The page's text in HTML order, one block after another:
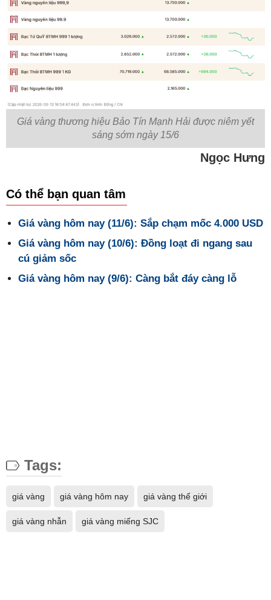
Giá vàng thương hiệu Bảo Tín Mạnh Hải được niêm yết
sáng sớm ngày 15/6
Ngọc Hưng
Có thể bạn quan tâm
Giá vàng hôm nay (11/6): Sắp chạm mốc 4.000 USD
Giá vàng hôm nay (10/6): Đồng loạt đi ngang sau
cú giảm sốc
Giá vàng hôm nay (9/6): Càng bắt đáy càng lỗ
Tags:
giá vàng giá vàng hôm nay giá vàng thế giới
giá vàng nhẫn giá vàng miếng SJC